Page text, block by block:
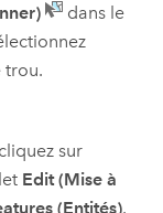
dans le
trou.
sur
Edit (Mise à
(Entités).